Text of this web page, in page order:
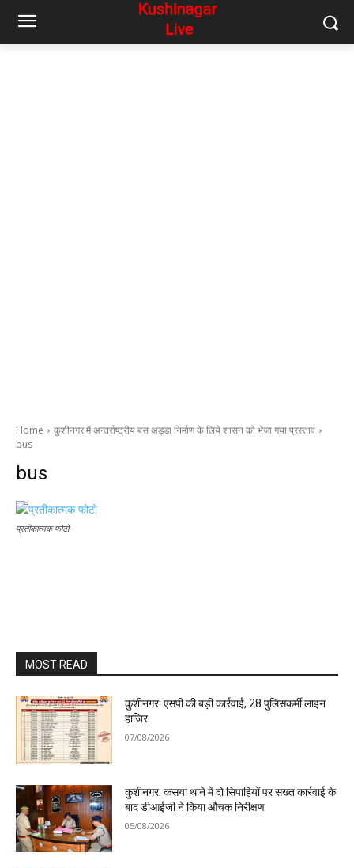
Home
कुशीनगर में अन्तर्राष्ट्रीय बस अड्डा निर्माण के लिये शासन को भेजा गया प्रस्ताव
bus
bus
प्रतीकात्मक फोटो
MOST READ
कुशीनगर: एसपी की बड़ी कार्रवाई, 28 पुलिसकर्मी लाइन
हाजिर
07/08/2026
कुशीनगर: कसया थाने में दो सिपाहियों पर सख्त कार्रवाई के
बाद डीआईजी ने किया औचक निरीक्षण
05/08/2026